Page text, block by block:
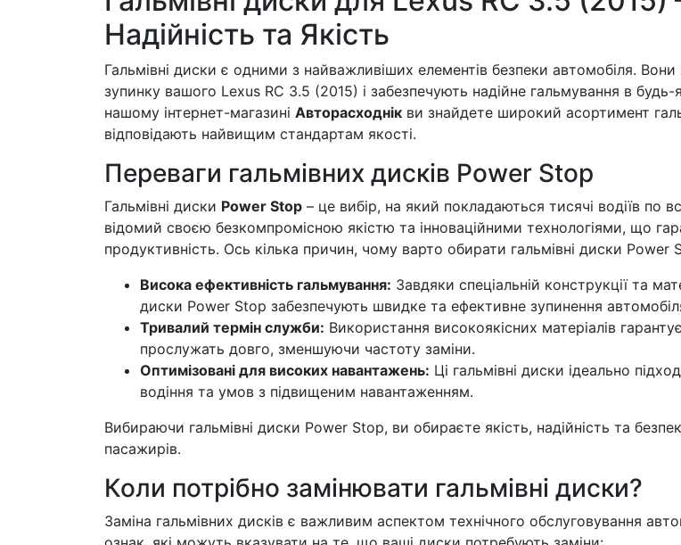
Надійність та Якість
Гальмівні диски є одними з найважливіших елементів безпеки автомобіля. Вони
зупинку вашого Lexus RC 3.5 (2015) і забезпечують надійне гальмування в
нашому інтернет-магазині Авторасходнік ви знайдете широкий асортимент
відповідають найвищим стандартам якості.
Переваги гальмівних дисків Power Stop
Гальмівні диски Power Stop – це вибір, на який покладаються тисячі водіїв по
відомий своєю безкомпромісною якістю та інноваційними технологіями, що
продуктивність. Ось кілька причин, чому варто обирати гальмівні диски Power
Висока ефективність гальмування: Завдяки спеціальній конструкції та
диски Power Stop забезпечують швидке та ефективне зупинення
Тривалий термін служби: Використання високоякісних матеріалів
прослужать довго, зменшуючи частоту заміни.
Оптимізовані для високих навантажень: Ці гальмівні диски ідеально
водіння та умов з підвищеним навантаженням.
Вибираючи гальмівні диски Power Stop, ви обираєте якість, надійність та
пасажирів.
Коли потрібно замінювати гальмівні диски?
Заміна гальмівних дисків є важливим аспектом технічного обслуговування